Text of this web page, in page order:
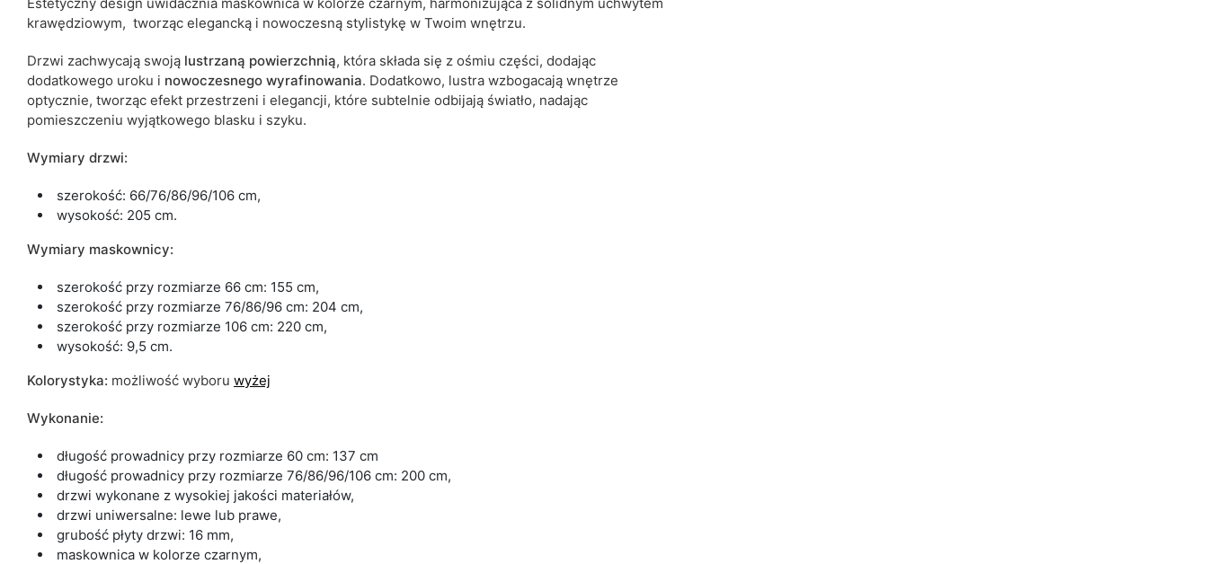
Ze względu na proces produkcyjny i właściwości materiałów, możliwe są tolerancje wymiarowe na poziomie +/- 2–3
krawędziowym, tworząc elegancką i nowoczesną stylistykę w Twoim wnętrzu.
Drzwi zachwycają swoją lustrzaną powierzchnią, która składa się z ośmiu części, dodając
dodatkowego uroku i nowoczesnego wyrafinowania. Dodatkowo, lustra wzbogacają wnętrze
optycznie, tworząc efekt przestrzeni i elegancji, które subtelnie odbijają światło, nadając
pomieszczeniu wyjątkowego blasku i szyku.
Wymiary drzwi:
szerokość: 66/76/86/96/106 cm,
wysokość: 205 cm.
Wymiary maskownicy:
szerokość przy rozmiarze 66 cm: 155 cm,
szerokość przy rozmiarze 76/86/96 cm: 204 cm,
szerokość przy rozmiarze 106 cm: 220 cm,
wysokość: 9,5 cm.
Kolorystyka: możliwość wyboru wyżej
Wykonanie:
długość prowadnicy przy rozmiarze 60 cm: 137 cm
długość prowadnicy przy rozmiarze 76/86/96/106 cm: 200 cm,
drzwi wykonane z wysokiej jakości materiałów,
drzwi uniwersalne: lewe lub prawe,
grubość płyty drzwi: 16 mm,
maskownica w kolorze czarnym,